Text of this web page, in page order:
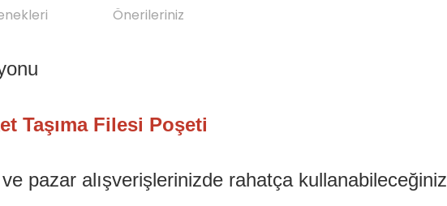
Önerileriniz
Taşıma Filesi Poşeti
pazar alışverişlerinizde rahatça kullanabileceğiniz